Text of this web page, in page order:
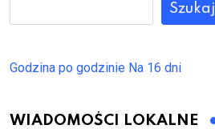
Szukaj
Godzina po godzinie Na 16 dni
WIADOMOŚCI LOKALNE